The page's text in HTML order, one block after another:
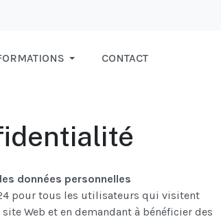
CONTACT
données personnelles
pour tous les utilisateurs qui visitent
Web et en demandant à bénéficier des